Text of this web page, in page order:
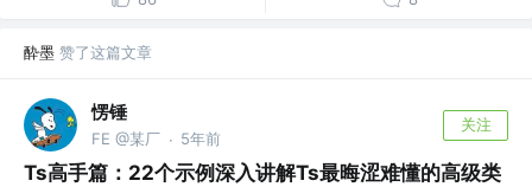
酔墨 赞了这篇文章
愣锤
FE @某厂 · 5年前
关注
Ts高手篇：22个示例深入讲解Ts最晦涩难懂的高级类